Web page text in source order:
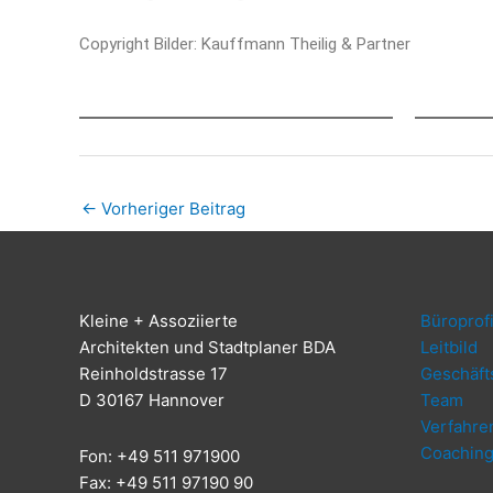
Copy­right Bil­der: Kauff­mann Thei­lig & Partner
← Vorheriger Beitrag
Klei­ne + Assoziierte
Archi­tek­ten und Stadt­pla­ner BDA
Rein­hold­stras­se 17
D 30167 Hannover
Fon: +49 511 971900
Fax: +49 511 97190 90
Leit­bild
Team
Coa­ching